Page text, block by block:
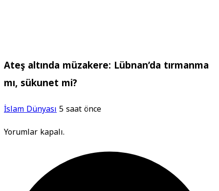
Ateş altında müzakere: Lübnan’da tırmanma
mı, sükunet mi?
İslam Dünyası5 saat önce
Yorumlar kapalı.